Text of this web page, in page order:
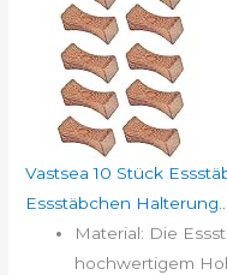
Vastsea 10 Stück
Essstäbchen Halterung...
Material: Die
hochwertigem